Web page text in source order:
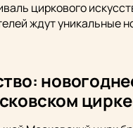
циркового
ждут уникальные
цирке